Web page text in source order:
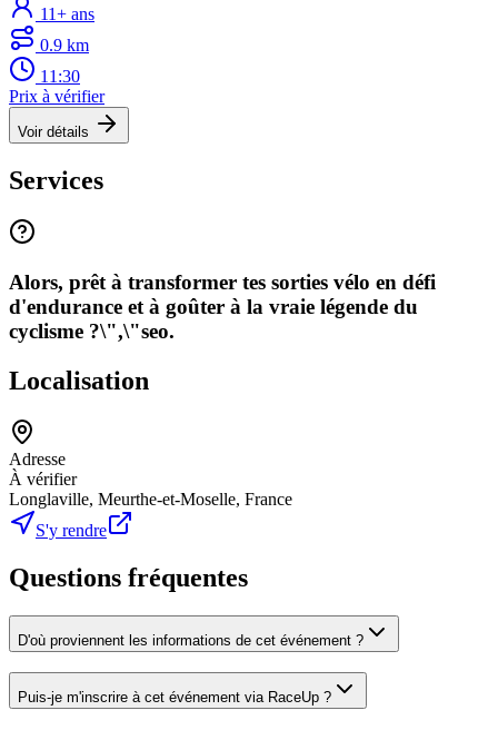
11+ ans
0.9 km
11:30
Prix à vérifier
Voir détails
Services
Alors, prêt à transformer tes sorties vélo en défi
d'endurance et à goûter à la vraie légende du
cyclisme ?\",\"seo.
Localisation
Adresse
À vérifier
Longlaville, Meurthe-et-Moselle, France
S'y rendre
Questions fréquentes
D'où proviennent les informations de cet événement ?
Puis-je m'inscrire à cet événement via RaceUp ?